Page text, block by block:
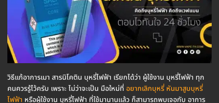
วิธีแก้อาการเมา สารนิโคติน บุหรี่ไฟฟ้า เรียกได้ว่า ผู้ใช้งาน บุหรี่ไฟฟ้า ทุก
คนควรรู้ไว้ครับ เพราะ ไม่ว่าจะเป็น มือใหม่ที่ อยากเลิกบุหรี่ หันมาสูบบุหรี่
ไฟฟ้า หรือผู้ใช้งาน บุหรี่ไฟฟ้า ที่ใช้มานานแล้ว ก็สามารถพบเจอกับ อาการ